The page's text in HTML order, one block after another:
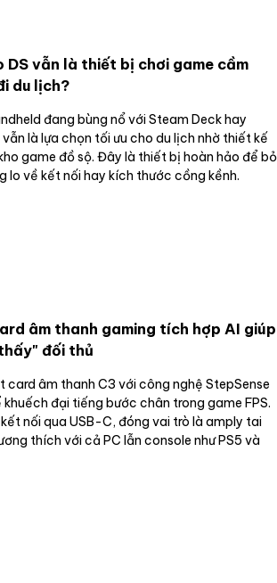
DS vẫn là thiết bị chơi game cầm
du lịch?
đang bùng nổ với Steam Deck hay
là lựa chọn tối ưu cho du lịch nhờ thiết kế
game đồ sộ. Đây là thiết bị hoàn hảo để bỏ
lo về kết nối hay kích thước cồng kềnh.
âm thanh gaming tích hợp AI giúp
đối thủ
card âm thanh C3 với công nghệ StepSense
đại tiếng bước chân trong game FPS.
nối qua USB-C, đóng vai trò là amply tai
thích với cả PC lẫn console như PS5 và